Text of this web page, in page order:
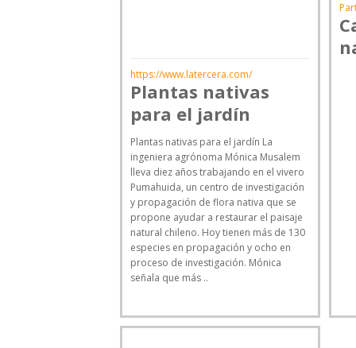
https://www.latercera.com/
Plantas nativas
para el jardín
Plantas nativas para el jardín La
ingeniera agrónoma Mónica Musalem
lleva diez años trabajando en el vivero
Pumahuida, un centro de investigación
y propagación de flora nativa que se
propone ayudar a restaurar el paisaje
natural chileno. Hoy tienen más de 130
especies en propagación y ocho en
proceso de investigación. Mónica
señala que más ..